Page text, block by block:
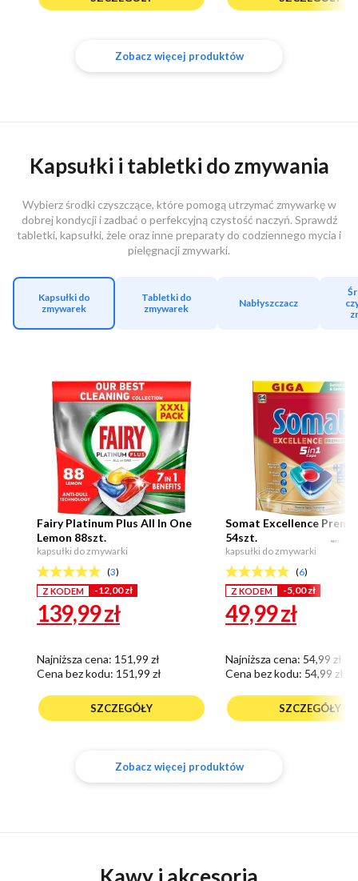
Zobacz więcej produktów
Kapsułki i tabletki do zmywania
Wybierz środki czyszczące, które pomogą utrzymać zmywarkę w
dobrej kondycji i zadbać o perfekcyjną czystość naczyń. Sprawdź
tabletki, kapsułki, żele oraz inne preparaty do codziennego mycia i
pielęgnacji zmywarki.
Kapsułki do
zmywarek
Tabletki do
zmywarek
Nabłyszczacz
Fairy Platinum Plus All In One
Lemon 88szt.
kapsułki do zmywarki
(3)
Z KODEM -12,00 zł
139,99zł
Najniższa cena: 151,99 zł
Cena bez kodu: 151,99 zł
SZCZEGÓŁY
Somat Excellence
54szt.
kapsułki do zmywarki
(6)
Z KODEM -5,00 zł
49,99zł
Najniższa cena: 54,99 zł
Cena bez kodu: 54,99 zł
SZCZEGÓŁY
NEXT
Zobacz więcej produktów